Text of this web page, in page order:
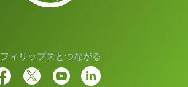
フィリップスとつながる